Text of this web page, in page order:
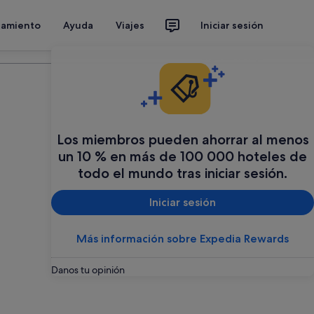
Ayuda Viajes Iniciar sesión
Los miembros pueden ahorrar al menos
un 10 % en más de 100 000 hoteles de
todo el mundo tras iniciar sesión.
Iniciar sesión
Más información sobre Expedia Rewards
Danos tu opinión